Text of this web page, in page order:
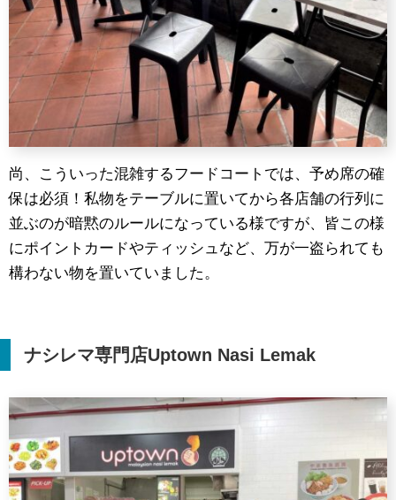
尚、こういった混雑するフードコートでは、予め席の確
保は必須！私物をテーブルに置いてから各店舗の行列に
並ぶのが暗黙のルールになっている様ですが、皆この様
にポイントカードやティッシュなど、万が一盗られても
構わない物を置いていました。
ナシレマ専門店Uptown Nasi Lemak